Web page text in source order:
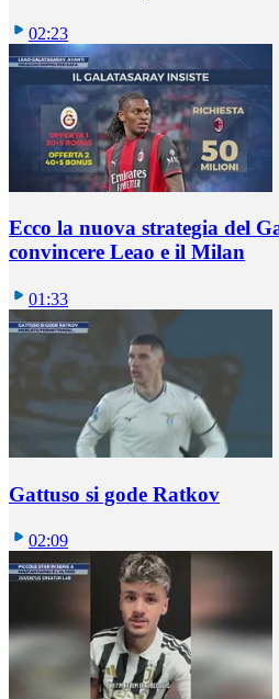
02:23
Ecco la nuova strategia del
convincere Leao e il Milan
01:33
Gattuso si gode Ratkov
02:09